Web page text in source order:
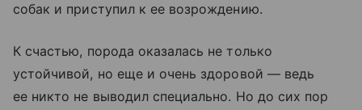
собак и приступил к ее возрождению.
К счастью, порода оказалась не только
устойчивой, но еще и очень здоровой — ведь
ее никто не выводил специально. Но до сих пор